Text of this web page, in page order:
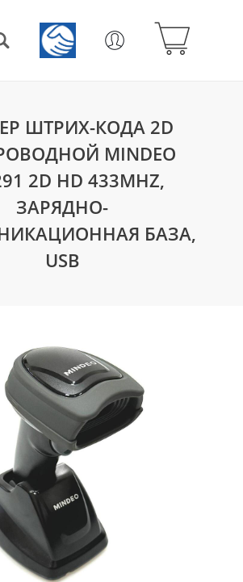
ШТРИХ-КОДА 2D
MINDEO
2D HD 433MHZ,
ЗАРЯДНО-
БАЗА,
USB